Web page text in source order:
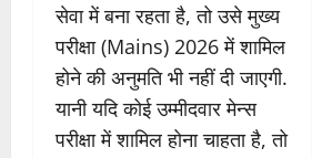
सेवा में बना रहता है, तो उसे मुख्य
परीक्षा (Mains) 2026 में शामिल
होने की अनुमति भी नहीं दी जाएगी.
यानी यदि कोई उम्मीदवार मेन्स
परीक्षा में शामिल होना चाहता है, तो